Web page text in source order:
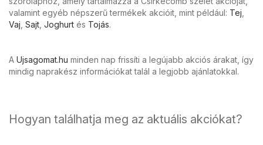
valamint egyéb népszerű termékek akcióit, mint például: Tej
Vaj Sajt Joghurt és Tojás.
A Ujsagomat.hu minden nap frissíti a legújabb akciós árakat, így
mindig naprakész információkat talál a legjobb ajánlatokkal.
Hogyan találhatja meg az aktuális akciókat?